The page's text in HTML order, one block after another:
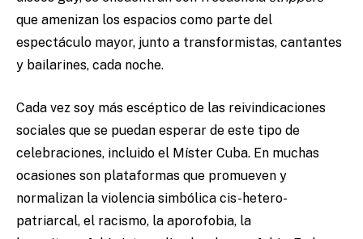
que amenizan los espacios como parte del
espectáculo mayor, junto a transformistas, cantantes
y bailarines, cada noche.
Cada vez soy más escéptico de las reivindicaciones
sociales que se puedan esperar de este tipo de
celebraciones, incluido el Míster Cuba. En muchas
ocasiones son plataformas que promueven y
normalizan la violencia simbólica cis-hetero-
patriarcal, el racismo, la aporofobia, la